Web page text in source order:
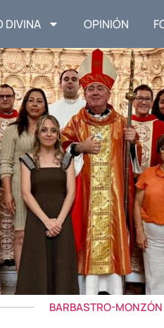
DIVINA OPINIÓN
BARBASTRO-MONZÓN